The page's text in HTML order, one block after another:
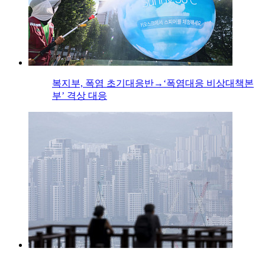
복지부, 폭염 초기대응반→‘폭염대응 비상대책본
부’ 격상 대응